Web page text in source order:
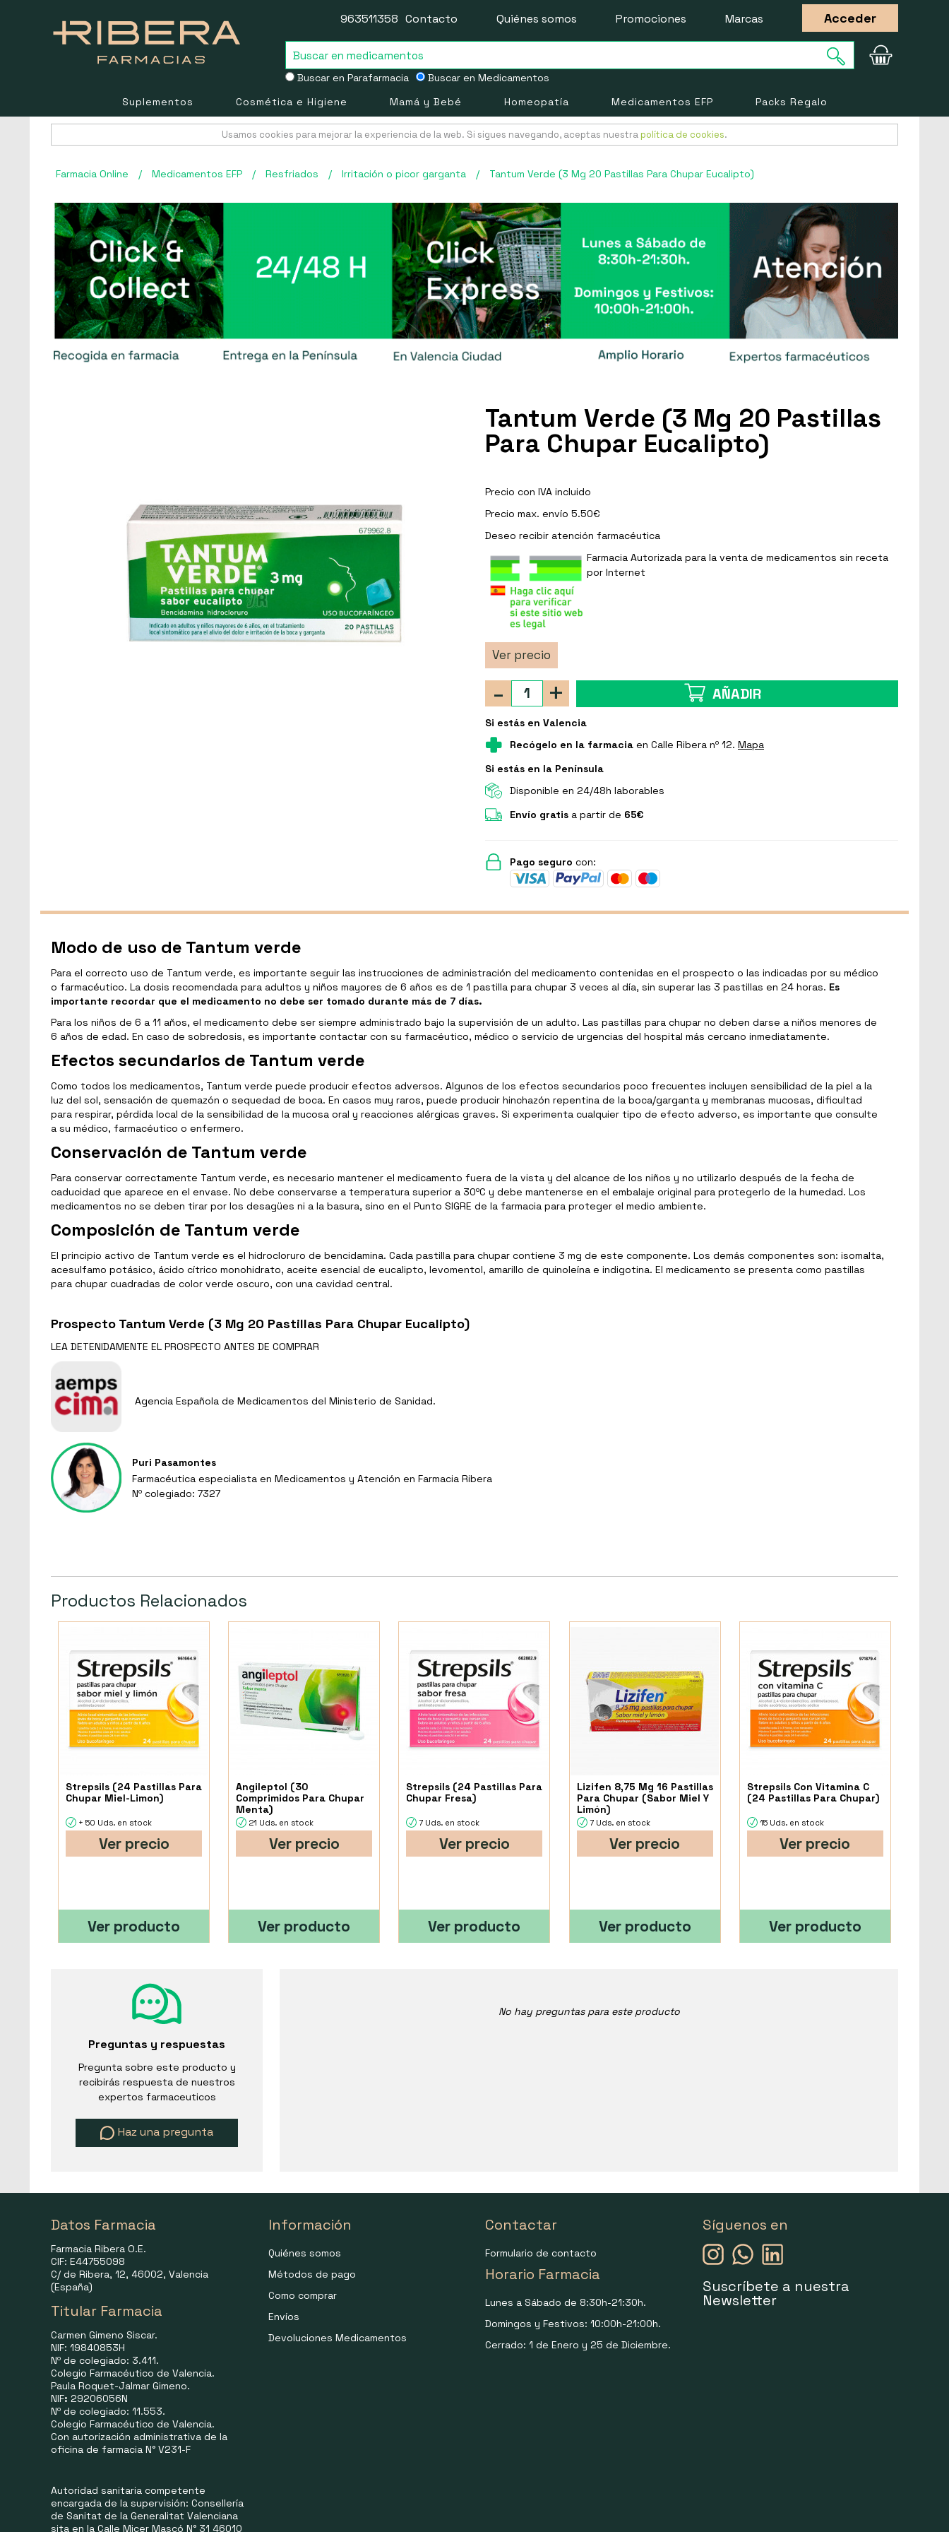
Buscar en Parafarmacia Buscar en Medicamentos
963511358 Contacto Quiénes somos Promociones Marcas Acceder
Suplementos Cosmética e Higiene Mamá y Bebé Homeopatía Medicamentos EFP Packs Regalo
Usamos cookies para mejorar la experiencia de la web. Si sigues navegando, aceptas nuestra política de cookies.
Farmacia Online / Medicamentos EFP / Resfriados / Irritación o picor garganta / Tantum Verde (3 Mg 20 Pastillas Para Chupar Eucalipto)
Tantum Verde (3 Mg 20 Pastillas
Para Chupar Eucalipto)
Precio con IVA incluido
Precio max. envío 5.50€
Deseo recibir atención farmacéutica
Farmacia Autorizada para la venta de medicamentos sin receta
por Internet
Ver precio
+
- AÑADIR
Si estás en Valencia
Recógelo en la farmacia en Calle Ribera nº 12. Mapa
Si estás en la Península
Disponible en 24/48h laborables
Envío gratis a partir de 65€
Pago seguro con:
Modo de uso de Tantum verde
Para el correcto uso de Tantum verde, es importante seguir las instrucciones de administración del medicamento contenidas en el prospecto o las indicadas por su médico
o farmacéutico. La dosis recomendada para adultos y niños mayores de 6 años es de 1 pastilla para chupar 3 veces al día, sin superar las 3 pastillas en 24 horas. Es
importante recordar que el medicamento no debe ser tomado durante más de 7 días.
Para los niños de 6 a 11 años, el medicamento debe ser siempre administrado bajo la supervisión de un adulto. Las pastillas para chupar no deben darse a niños menores de
6 años de edad. En caso de sobredosis, es importante contactar con su farmacéutico, médico o servicio de urgencias del hospital más cercano inmediatamente.
Efectos secundarios de Tantum verde
Como todos los medicamentos, Tantum verde puede producir efectos adversos. Algunos de los efectos secundarios poco frecuentes incluyen sensibilidad de la piel a la
luz del sol, sensación de quemazón o sequedad de boca. En casos muy raros, puede producir hinchazón repentina de la boca/garganta y membranas mucosas, dificultad
para respirar, pérdida local de la sensibilidad de la mucosa oral y reacciones alérgicas graves. Si experimenta cualquier tipo de efecto adverso, es importante que consulte
a su médico, farmacéutico o enfermero.
Conservación de Tantum verde
Para conservar correctamente Tantum verde, es necesario mantener el medicamento fuera de la vista y del alcance de los niños y no utilizarlo después de la fecha de
caducidad que aparece en el envase. No debe conservarse a temperatura superior a 30ºC y debe mantenerse en el embalaje original para protegerlo de la humedad. Los
medicamentos no se deben tirar por los desagües ni a la basura, sino en el Punto SIGRE de la farmacia para proteger el medio ambiente.
Composición de Tantum verde
El principio activo de Tantum verde es el hidrocloruro de bencidamina. Cada pastilla para chupar contiene 3 mg de este componente. Los demás componentes son: isomalta,
acesulfamo potásico, ácido cítrico monohidrato, aceite esencial de eucalipto, levomentol, amarillo de quinoleína e indigotina. El medicamento se presenta como pastillas
para chupar cuadradas de color verde oscuro, con una cavidad central.
Prospecto Tantum Verde (3 Mg 20 Pastillas Para Chupar Eucalipto)
LEA DETENIDAMENTE EL PROSPECTO ANTES DE COMPRAR
Agencia Española de Medicamentos del Ministerio de Sanidad.
Puri Pasamontes
Farmacéutica especialista en Medicamentos y Atención en Farmacia Ribera
Nº colegiado: 7327
Productos Relacionados
Strepsils (24 Pastillas Para
Chupar Miel-Limon)
+ 50 Uds. en stock
Ver precio
Ver producto
Angileptol (30
Comprimidos Para Chupar
Menta)
21 Uds. en stock
Ver precio
Ver producto
Strepsils (24 Pastillas Para
Chupar Fresa)
7 Uds. en stock
Ver precio
Ver producto
Lizifen 8,75 Mg 16 Pastillas
Para Chupar (Sabor Miel Y
Limón)
7 Uds. en stock
Ver precio
Ver producto
Strepsils Con Vitamina C
(24 Pastillas Para Chupar)
15 Uds. en stock
Ver precio
Ver producto
Preguntas y respuestas
Pregunta sobre este producto y
recibirás respuesta de nuestros
expertos farmaceuticos
Haz una pregunta
No hay preguntas para este producto
Datos Farmacia
Farmacia Ribera O.E.
CIF: E44755098
C/ de Ribera, 12, 46002, Valencia
(España)
Titular Farmacia
Carmen Gimeno Siscar.
NIF: 19840853H
Nº de colegiado: 3.411.
Colegio Farmacéutico de Valencia.
Paula Roquet-Jalmar Gimeno.
NIF: 29206056N
Nº de colegiado: 11.553.
Colegio Farmacéutico de Valencia.
Con autorización administrativa de la
oficina de farmacia N° V231-F
Autoridad sanitaria competente
encargada de la supervisión: Consellería
de Sanitat de la Generalitat Valenciana
sita en la Calle Micer Mascó N° 31 46010
Información
Quiénes somos
Métodos de pago
Como comprar
Envíos
Devoluciones Medicamentos
Contactar
Formulario de contacto
Horario Farmacia
Lunes a Sábado de 8:30h-21:30h.
Domingos y Festivos: 10:00h-21:00h.
Cerrado: 1 de Enero y 25 de Diciembre.
Síguenos en
Suscríbete a nuestra
Newsletter